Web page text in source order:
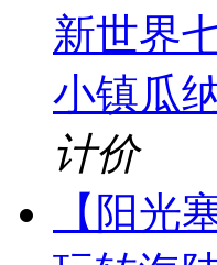
新世界
小镇瓜
计价
【阳光